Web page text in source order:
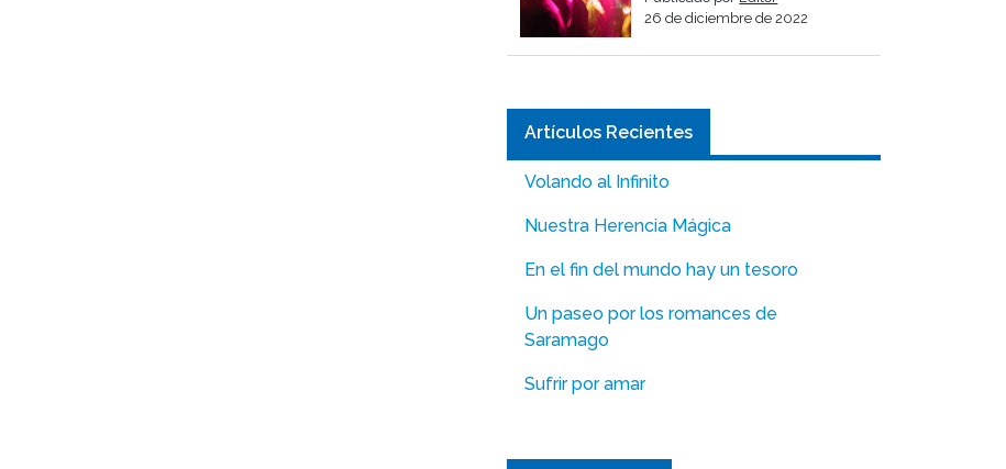
26 de diciembre de 2022
Artículos Recientes
Volando al Infinito
Nuestra Herencia Mágica
En el fin del mundo hay un tesoro
Un paseo por los romances de
Saramago
Sufrir por amar